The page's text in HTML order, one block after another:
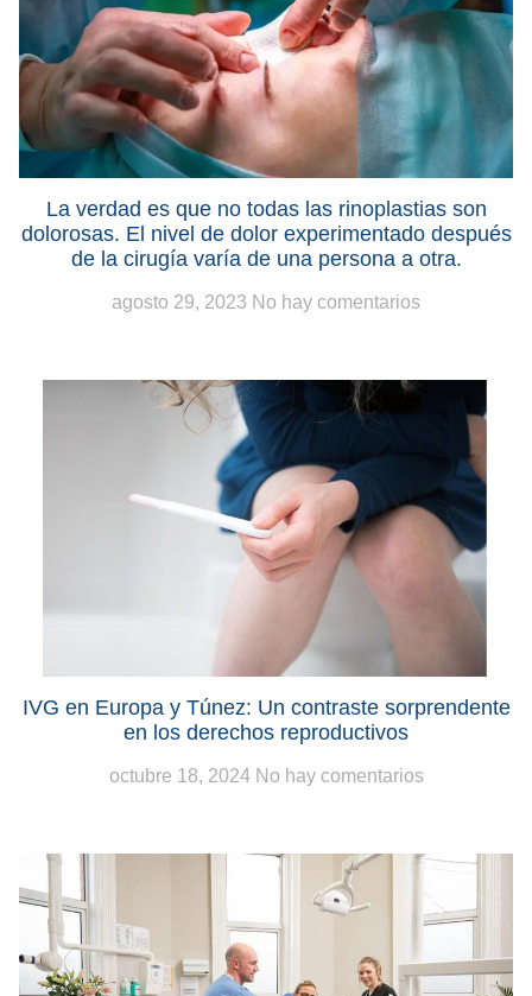
La verdad es que no todas las rinoplastias son
dolorosas. El nivel de dolor experimentado después
de la cirugía varía de una persona a otra.
agosto 29, 2023 No hay comentarios
IVG en Europa y Túnez: Un contraste sorprendente
en los derechos reproductivos
octubre 18, 2024 No hay comentarios